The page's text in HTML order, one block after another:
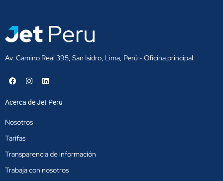
Av. Camino Real 395, San Isidro, Lima, Perú - Oficina principal
F
a
e
b
o
I
n
t
a
r
L
i
k
e
Acerca de Jet Peru
Nosotros
Tarifas
Transparencia de información
Trabaja con nosotros